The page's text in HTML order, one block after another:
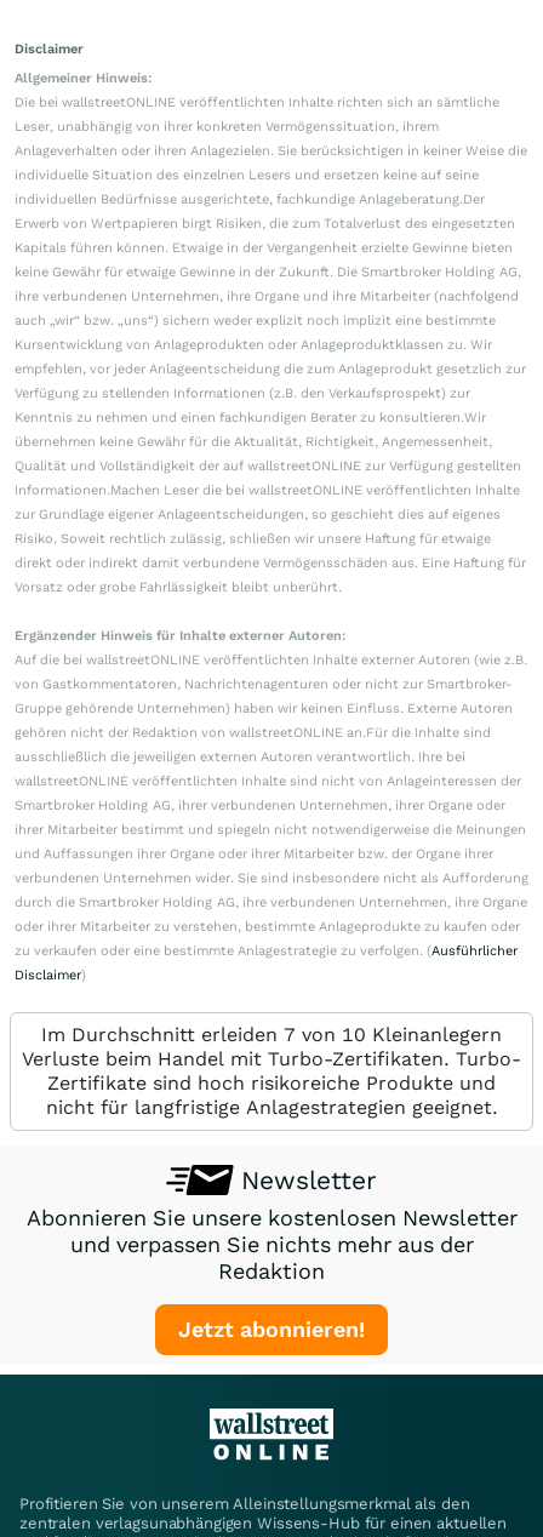
Disclaimer
Allgemeiner Hinweis:
Die bei wallstreetONLINE veröffentlichten Inhalte richten sich an sämtliche
Leser, unabhängig von ihrer konkreten Vermögenssituation, ihrem
Anlageverhalten oder ihren Anlagezielen. Sie berücksichtigen in keiner Weise die
individuelle Situation des einzelnen Lesers und ersetzen keine auf seine
individuellen Bedürfnisse ausgerichtete, fachkundige Anlageberatung.Der
Erwerb von Wertpapieren birgt Risiken, die zum Totalverlust des eingesetzten
Kapitals führen können. Etwaige in der Vergangenheit erzielte Gewinne bieten
keine Gewähr für etwaige Gewinne in der Zukunft. Die Smartbroker Holding AG,
ihre verbundenen Unternehmen, ihre Organe und ihre Mitarbeiter (nachfolgend
auch „wir“ bzw. „uns“) sichern weder explizit noch implizit eine bestimmte
Kursentwicklung von Anlageprodukten oder Anlageproduktklassen zu. Wir
empfehlen, vor jeder Anlageentscheidung die zum Anlageprodukt gesetzlich zur
Verfügung zu stellenden Informationen (z.B. den Verkaufsprospekt) zur
Kenntnis zu nehmen und einen fachkundigen Berater zu konsultieren.Wir
übernehmen keine Gewähr für die Aktualität, Richtigkeit, Angemessenheit,
Qualität und Vollständigkeit der auf wallstreetONLINE zur Verfügung gestellten
Informationen.Machen Leser die bei wallstreetONLINE veröffentlichten Inhalte
zur Grundlage eigener Anlageentscheidungen, so geschieht dies auf eigenes
Risiko. Soweit rechtlich zulässig, schließen wir unsere Haftung für etwaige
direkt oder indirekt damit verbundene Vermögensschäden aus. Eine Haftung für
Vorsatz oder grobe Fahrlässigkeit bleibt unberührt.
Ergänzender Hinweis für Inhalte externer Autoren:
Auf die bei wallstreetONLINE veröffentlichten Inhalte externer Autoren (wie z.B.
von Gastkommentatoren, Nachrichtenagenturen oder nicht zur Smartbroker-
Gruppe gehörende Unternehmen) haben wir keinen Einfluss. Externe Autoren
gehören nicht der Redaktion von wallstreetONLINE an.Für die Inhalte sind
ausschließlich die jeweiligen externen Autoren verantwortlich. Ihre bei
wallstreetONLINE veröffentlichten Inhalte sind nicht von Anlageinteressen der
Smartbroker Holding AG, ihrer verbundenen Unternehmen, ihrer Organe oder
ihrer Mitarbeiter bestimmt und spiegeln nicht notwendigerweise die Meinungen
und Auffassungen ihrer Organe oder ihrer Mitarbeiter bzw. der Organe ihrer
verbundenen Unternehmen wider. Sie sind insbesondere nicht als Aufforderung
durch die Smartbroker Holding AG, ihre verbundenen Unternehmen, ihre Organe
oder ihrer Mitarbeiter zu verstehen, bestimmte Anlageprodukte zu kaufen oder
zu verkaufen oder eine bestimmte Anlagestrategie zu verfolgen. (Ausführlicher
Disclaimer)
Im Durchschnitt erleiden 7 von 10 Kleinanlegern
Verluste beim Handel mit Turbo-Zertifikaten. Turbo-
Zertifikate sind hoch risikoreiche Produkte und
nicht für langfristige Anlagestrategien geeignet.
Newsletter
Abonnieren Sie unsere kostenlosen Newsletter
und verpassen Sie nichts mehr aus der
Redaktion
Jetzt abonnieren!
Profitieren Sie von unserem Alleinstellungsmerkmal als den
zentralen verlagsunabhängigen Wissens-Hub für einen aktuellen